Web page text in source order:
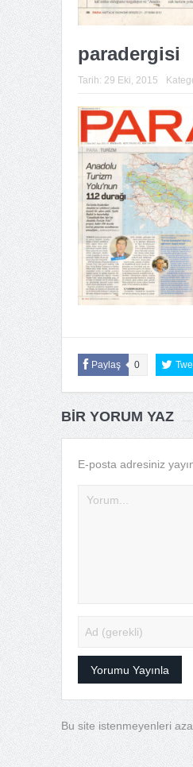
paradergisi
Tarih: 29 Eki, 2015
Paylaş 0
BIR YORUM YAZ
E-posta adresiniz
Bu site istenmeyenleri